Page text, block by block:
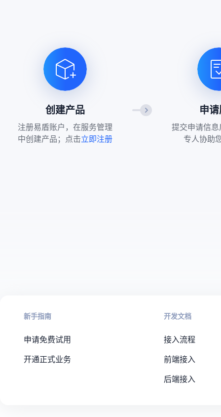
创建产品
注册易盾账户，在服务管理
中创建产品；点击立即注册
申
提交申请信
专人协助
新手指南
申请免费试用
开通正式业务
开发文档
接入流程
前端接入
后端接入